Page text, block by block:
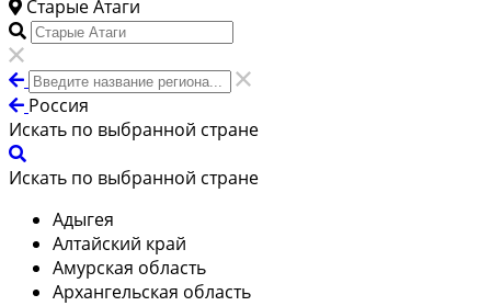
Старые Атаги
Россия
Искать по выбранной стране
Искать по выбранной стране
Адыгея
Алтайский край
Амурская область
Архангельская область